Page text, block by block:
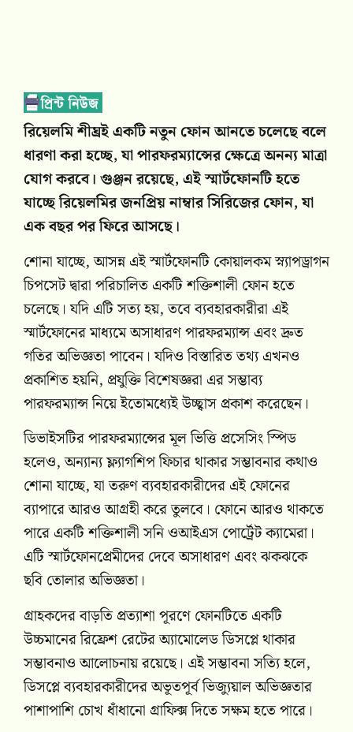
রিয়েলমি শীঘ্রই একটি নতুন ফোন আনতে চলেছে বলে
ধারণা করা হচ্ছে, যা পারফরম্যান্সের ক্ষেত্রে অনন্য মাত্রা
যোগ করবে। গুঞ্জন রয়েছে, এই স্মার্টফোনটি হতে
যাচ্ছে রিয়েলমির জনপ্রিয় নাম্বার সিরিজের ফোন, যা
এক বছর পর ফিরে আসছে।
শোনা যাচ্ছে, আসন্ন এই স্মার্টফোনটি কোয়ালকম স্ন্যাপড্রাগন
চিপসেট দ্বারা পরিচালিত একটি শক্তিশালী ফোন হতে
চলেছে। যদি এটি সত্য হয়, তবে ব্যবহারকারীরা এই
স্মার্টফোনের মাধ্যমে অসাধারণ পারফরম্যান্স এবং দ্রুত
গতির অভিজ্ঞতা পাবেন। যদিও বিস্তারিত তথ্য এখনও
প্রকাশিত হয়নি, প্রযুক্তি বিশেষজ্ঞরা এর সম্ভাব্য
পারফরম্যান্স নিয়ে ইতোমধ্যেই উচ্ছ্বাস প্রকাশ করেছেন।
ডিভাইসটির পারফরম্যান্সের মূল ভিত্তি প্রসেসিং স্পিড
হলেও, অন্যান্য ফ্ল্যাগশিপ ফিচার থাকার সম্ভাবনার কথাও
শোনা যাচ্ছে, যা তরুণ ব্যবহারকারীদের এই ফোনের
ব্যাপারে আরও আগ্রহী করে তুলবে। ফোনে আরও থাকতে
পারে একটি শক্তিশালী সনি ওআইএস পোর্ট্রেট ক্যামেরা।
এটি স্মার্টফোনপ্রেমীদের দেবে অসাধারণ এবং ঝকঝকে
ছবি তোলার অভিজ্ঞতা।
গ্রাহকদের বাড়তি প্রত্যাশা পূরণে ফোনটিতে একটি
উচ্চমানের রিফ্রেশ রেটের অ্যামোলেড ডিসপ্লে থাকার
সম্ভাবনাও আলোচনায় রয়েছে। এই সম্ভাবনা সত্যি হলে,
ডিসপ্লে ব্যবহারকারীদের অভূতপূর্ব ভিজ্যুয়াল অভিজ্ঞতার
পাশাপাশি চোখ ধাঁধানো গ্রাফিক্স দিতে সক্ষম হতে পারে।